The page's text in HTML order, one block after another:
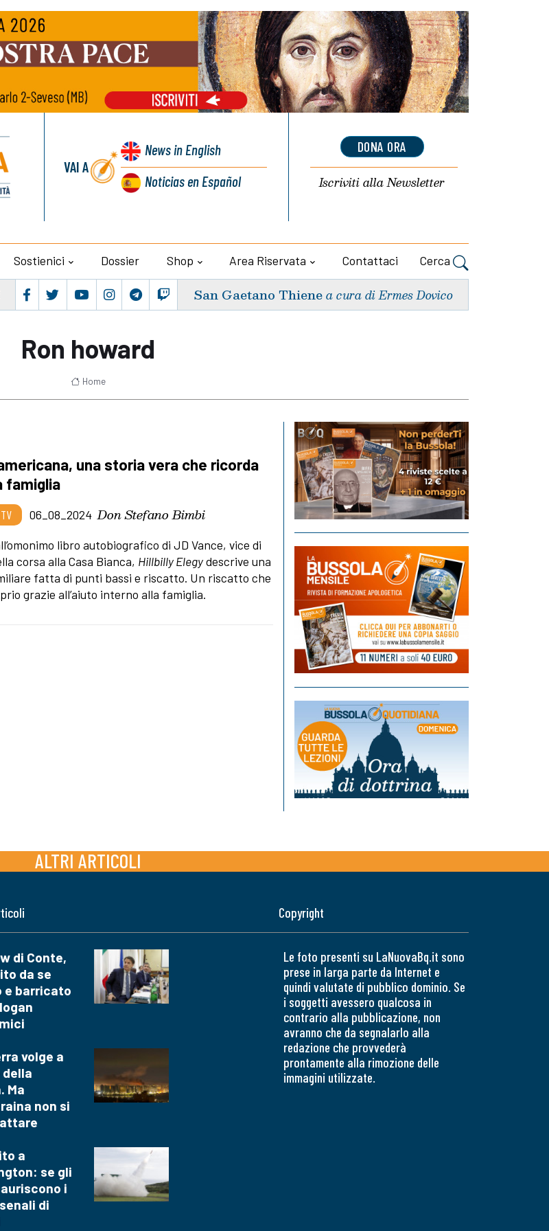
VAI A
Newsin English
Noticiasen Español
DONA ORA
Iscriviti allaNewsletter
Sostienici Dossier Shop Area Riservata Contattaci Cerca
San Gaetano Thiene a cura di Ermes Dovico
Ron howard
Home
una storia vera che ricorda
famiglia
06_08_2024 Don Stefano Bimbi
libro autobiografico di JD Vance, vice di
corsa alla Casa Bianca, Hillbilly Elegydescrive una
fatta di punti bassi e riscatto. Un riscatto che
grazie all’aiuto interno alla famiglia.
ALTRI ARTICOLI
di Conte,
da se
e barricato
volge a
Ma
non si
a
se gli
i
di
Copyright
Le foto presenti su LaNuovaBq.it sono
prese in larga parte da Internet e
quindi valutate di pubblico dominio. Se
i soggetti avessero qualcosa in
contrario alla pubblicazione, non
avranno che da segnalarlo alla
redazione che provvederà
prontamente alla rimozione delle
immagini utilizzate.